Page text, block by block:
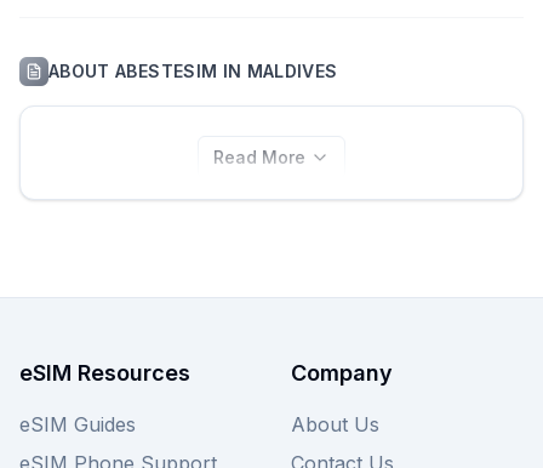
ABOUTABESTESIM IN MALDIVES
Read More
eSIM Resources
eSIM Guides
eSIM Phone Support
Company
About Us
Contact Us